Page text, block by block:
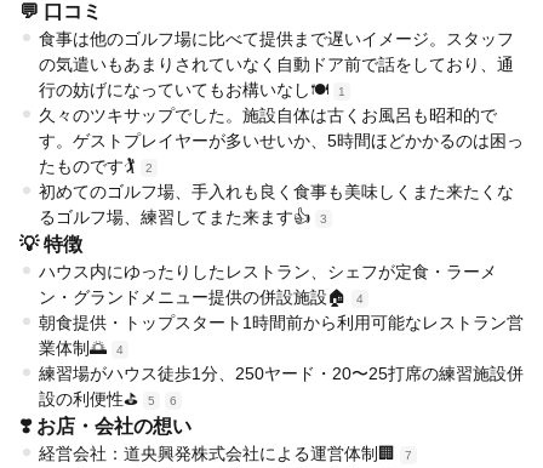
💬 口コミ
食事は他のゴルフ場に比べて提供まで遅いイメージ。スタッフ
の気遣いもあまりされていなく自動ドア前で話をしており、通
行の妨げになっていてもお構いなし🍽️
1
久々のツキサップでした。施設自体は古くお風呂も昭和的で
す。ゲストプレイヤーが多いせいか、5時間ほどかかるのは困っ
たものです🏌️
2
初めてのゴルフ場、手入れも良く食事も美味しくまた来たくな
るゴルフ場、練習してまた来ます👍
3
💡 特徴
ハウス内にゆったりしたレストラン、シェフが定食・ラーメ
ン・グランドメニュー提供の併設施設🏠
4
朝食提供・トップスタート1時間前から利用可能なレストラン営
業体制🌅
4
練習場がハウス徒歩1分、250ヤード・20〜25打席の練習施設併
設の利便性⛳
5 6
❣️ お店・会社の想い
経営会社：道央興発株式会社による運営体制🏢 7